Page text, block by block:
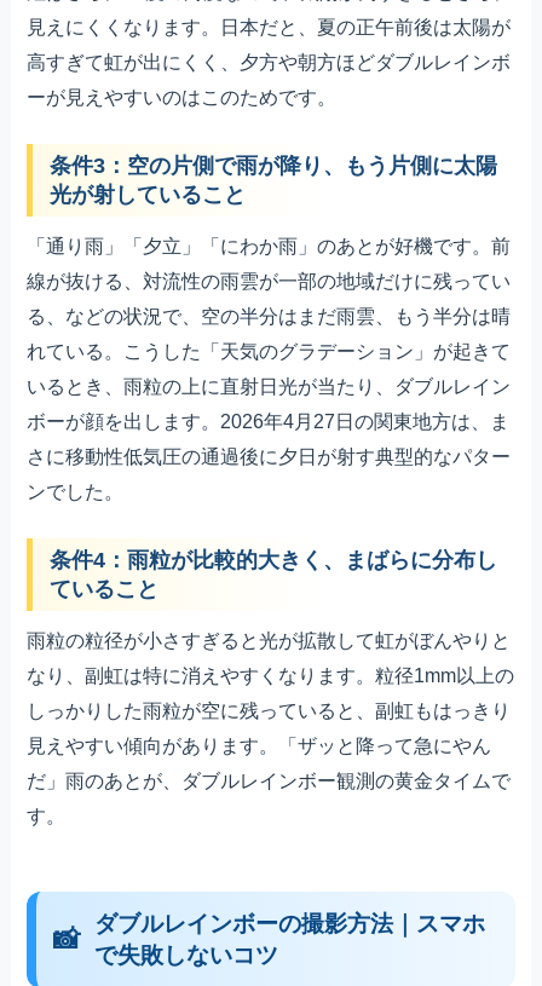
見えにくくなります。日本だと、夏の正午前後は太陽が
高すぎて虹が出にくく、夕方や朝方ほどダブルレインボ
ーが見えやすいのはこのためです。
条件3：空の片側で雨が降り、もう片側に太陽
光が射していること
「通り雨」「夕立」「にわか雨」のあとが好機です。前
線が抜ける、対流性の雨雲が一部の地域だけに残ってい
る、などの状況で、空の半分はまだ雨雲、もう半分は晴
れている。こうした「天気のグラデーション」が起きて
いるとき、雨粒の上に直射日光が当たり、ダブルレイン
ボーが顔を出します。2026年4月27日の関東地方は、ま
さに移動性低気圧の通過後に夕日が射す典型的なパター
ンでした。
条件4：雨粒が比較的大きく、まばらに分布し
ていること
雨粒の粒径が小さすぎると光が拡散して虹がぼんやりと
なり、副虹は特に消えやすくなります。粒径1mm以上の
しっかりした雨粒が空に残っていると、副虹もはっきり
見えやすい傾向があります。「ザッと降って急にやん
だ」雨のあとが、ダブルレインボー観測の黄金タイムで
す。
ダブルレインボーの撮影方法｜スマホ
で失敗しないコツ